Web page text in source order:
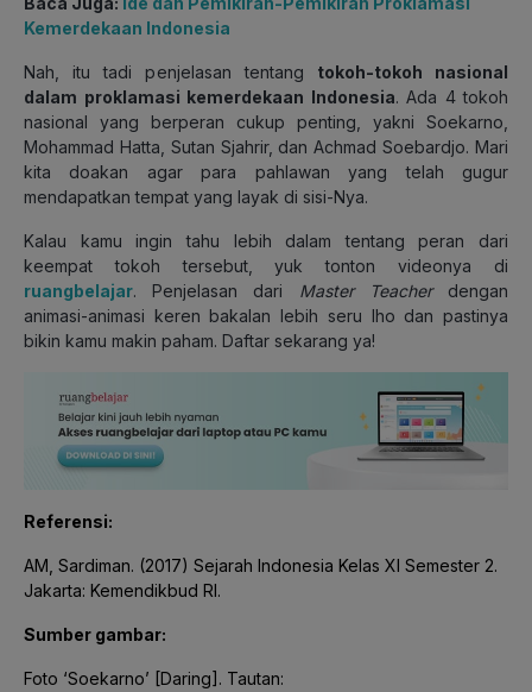
Kemerdekaan Indonesia
Nah, itu tadi penjelasan tentang tokoh-tokoh nasional
dalam proklamasi kemerdekaan Indonesia. Ada 4 tokoh
nasional yang berperan cukup penting, yakni Soekarno,
Mohammad Hatta, Sutan Sjahrir, dan Achmad Soebardjo. Mari
kita doakan agar para pahlawan yang telah gugur
mendapatkan tempat yang layak di sisi-Nya.
Kalau kamu ingin tahu lebih dalam tentang peran dari
keempat tokoh tersebut, yuk tonton videonya di
ruangbelajar. Penjelasan dari Master Teacherdengan
animasi-animasi keren bakalan lebih seru lho dan pastinya
bikin kamu makin paham. Daftar sekarang ya!
Referensi:
AM, Sardiman. (2017) Sejarah Indonesia Kelas XI Semester 2.
Jakarta: Kemendikbud RI.
Sumber gambar:
Foto ‘Soekarno’ [Daring]. Tautan: